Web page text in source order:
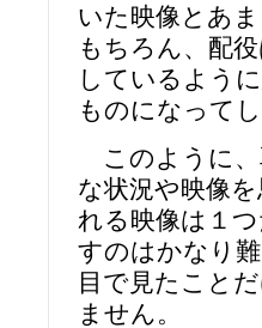
いた映像とあ
もちろん、配
しているよう
ものになって
このように、
な状況や映像
れる映像は１
すのはかなり
目で見たこと
ません。